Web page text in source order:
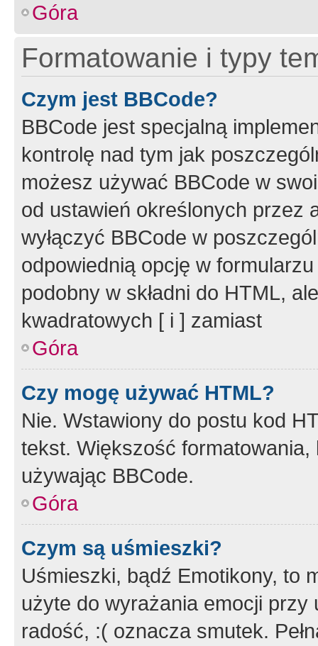
Góra
Formatowanie i typy
Czym jest BBCode?
BBCode jest specjalną
kontrolę nad tym jak
możesz używać BBCode w
od ustawień określonych przez
wyłączyć BBCode w
odpowiednią opcję w
podobny w składni do HTML,
kwadratowych [ i ] zamiast
Góra
Czy mogę używać HTML?
Nie. Wstawiony do postu kod
tekst. Większość
używając BBCode.
Góra
Czym są uśmieszki?
Uśmieszki, bądź Emotikony, to
użyte do wyrażania emocji
radość, :( oznacza smutek.